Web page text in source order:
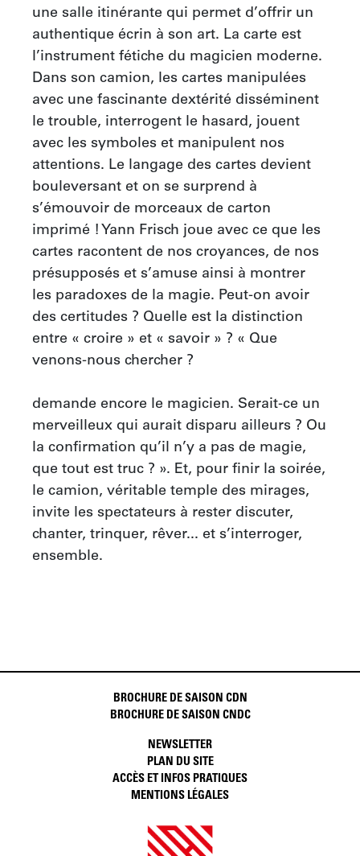
une salle itinérante qui permet d’offrir un
authentique écrin à son art. La carte est
l’instrument fétiche du magicien moderne.
Dans son camion, les cartes manipulées
avec une fascinante dextérité disséminent
le trouble, interrogent le hasard, jouent
avec les symboles et manipulent nos
attentions. Le langage des cartes devient
bouleversant et on se surprend à
s’émouvoir de morceaux de carton
imprimé ! Yann Frisch joue avec ce que les
cartes racontent de nos croyances, de nos
présupposés et s’amuse ainsi à montrer
les paradoxes de la magie. Peut-on avoir
des certitudes ? Quelle est la distinction
entre « croire » et « savoir » ? « Que
venons-nous chercher ?
demande encore le magicien. Serait-ce un
merveilleux qui aurait disparu ailleurs ? Ou
la confirmation qu’il n’y a pas de magie,
que tout est truc ? ». Et, pour finir la soirée,
le camion, véritable temple des mirages,
invite les spectateurs à rester discuter,
chanter, trinquer, rêver... et s’interroger,
ensemble.
BROCHURE DE SAISON CDN
BROCHURE DE SAISON CNDC
NEWSLETTER
PLAN DU SITE
ACCÈS ET INFOS PRATIQUES
MENTIONS LÉGALES